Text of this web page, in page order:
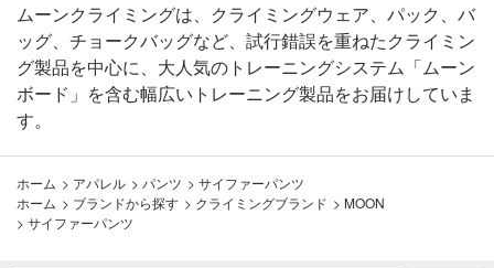
ムーンクライミングは、クライミングウェア、パック、バ
ッグ、チョークバッグなど、試行錯誤を重ねたクライミン
グ製品を中心に、大人気のトレーニングシステム「ムーン
ボード」を含む幅広いトレーニング製品をお届けしていま
す。
ホーム > アパレル > パンツ > サイファーパンツ
ホーム > ブランドから探す > クライミングブランド > MOON
> サイファーパンツ